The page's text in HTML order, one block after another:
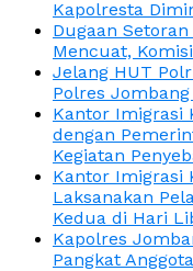
Kapolresta
Dugaan Setoran
Mencuat,
Jelang HUT
Polres
Kantor Imigrasi
dengan
Kegiatan
Kantor Imigrasi
Laksanakan
Kedua di Hari
Kapolres
Pangkat